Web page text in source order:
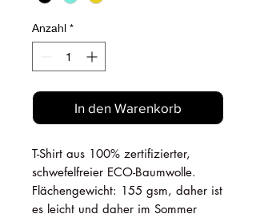
Anzahl *
In den Warenkorb
T-Shirt aus 100% zertifizierter,
schwefelfreier ECO-Baumwolle.
Flächengewicht: 155 gsm, daher ist
es leicht und daher im Sommer